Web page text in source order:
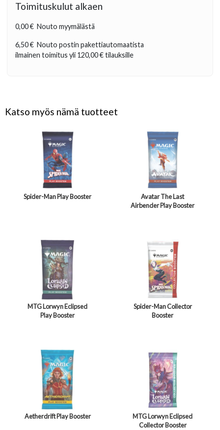
Toimituskulut alkaen
0,00 € Nouto myymälästä
6,50 € Nouto postin pakettiautomaatista
ilmainen toimitus yli 120,00 €tilauksille
Katso myös nämä tuotteet
Spider-Man Play Booster
Avatar The Last
Airbender Play Booster
MTG Lorwyn Eclipsed
Play Booster
Spider-Man Collector
Booster
Aetherdrift Play Booster
MTG Lorwyn Eclipsed
Collector Booster